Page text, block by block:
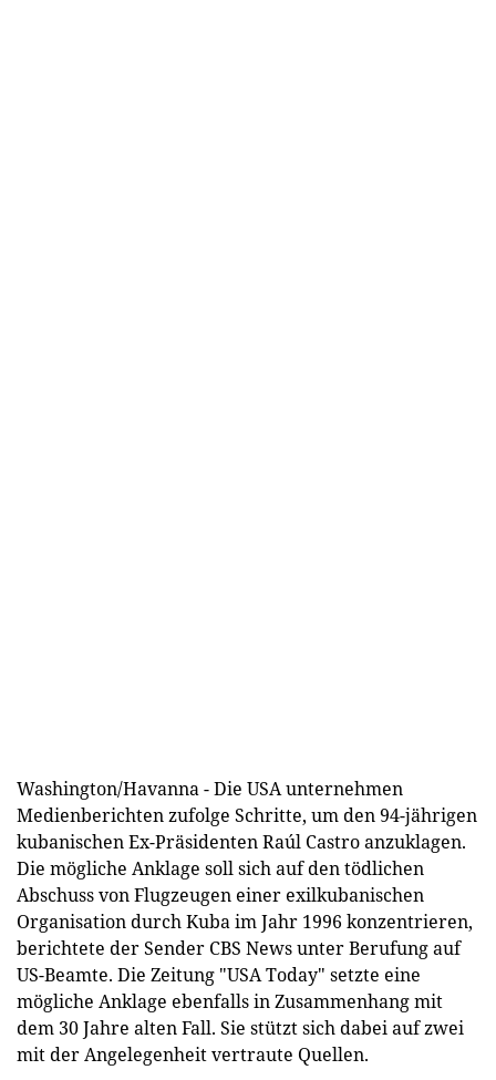
Washington/Havanna - Die USA unternehmen
Medienberichten zufolge Schritte, um den 94-jährigen
kubanischen Ex-Präsidenten Raúl Castro anzuklagen.
Die mögliche Anklage soll sich auf den tödlichen
Abschuss von Flugzeugen einer exilkubanischen
Organisation durch Kuba im Jahr 1996 konzentrieren,
berichtete der Sender CBS News unter Berufung auf
US-Beamte. Die Zeitung "USA Today" setzte eine
mögliche Anklage ebenfalls in Zusammenhang mit
dem 30 Jahre alten Fall. Sie stützt sich dabei auf zwei
mit der Angelegenheit vertraute Quellen.